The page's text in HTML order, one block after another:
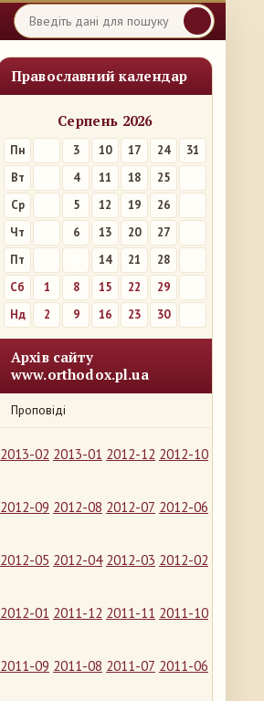
Православний календар
Серпень 2026
Пн 3 10 17 24
31
Вт
4 11 18
25
Ср
5 12 19
26
Чт
6 13 20
27
Пт
14 21
28
Сб
1 8 15 22
29
Нд
2 9 16 23 30
Архів сайту
www.orthodox.pl.ua
Проповіді
2013-02 2013-01 2012-12 2012-10
2012-09 2012-08 2012-07 2012-06
2012-05 2012-04 2012-03 2012-02
2012-01 2011-12 2011-11 2011-10
2011-09 2011-08 2011-07 2011-06